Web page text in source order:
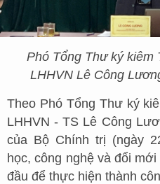
Phó Tổng Thư ký kiêm
LHHVN Lê Công
Theo Phó Tổng Thư ký
LHHVN - TS Lê Công
của Bộ Chính trị (ngày
học, công nghệ và đổi
đầu để thực hiện thành